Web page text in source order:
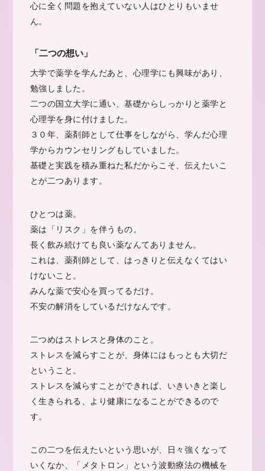
心に全く問題を抱えていない人はひとりもいませ
ん。
「二つの想い」
大学で薬学を学んだあと、心理学にも興味があり、
勉強しました。
二つの国立大学に通い、基礎からしっかりと薬学と
心理学を身に付けました。
３０年、薬剤師として仕事をしながら、学んだ心理
学からカウンセリングもしていました。
基礎と実践を積み重ねた私だからこそ、伝えたいこ
とが二つあります。
ひとつは薬。
薬は「リスク」を伴うもの。
長く飲み続けても良い薬なんてありません。
これは、薬剤師として、はっきりと伝えなくてはい
けないこと。
みんな薬で安心を買ってるだけ。
不安の解消をしているだけなんです。
二つめはストレスと身体のこと。
ストレスを減らすことが、身体にはもっとも大切だ
ということ。
ストレスを減らすことができれば、いきいきと楽し
く生きられる、より健康になることができるので
す。
この二つを伝えたいという思いが、日々強くなって
いくなか、「メタトロン」という波動療法の機械を